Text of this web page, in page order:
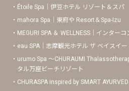
Étoile Spa｜伊豆ホテル リゾート＆スパ
mahora Spa｜東府や Resort＆Spa-Izu
MEGURI SPA ＆ WELLNESS｜インター
eau SPA｜志摩観光ホテル ザ ベイスイー
urumo Spa 〜CHURAUMI
タル万座ビーチリゾート
CHURASPA inspired by SMART